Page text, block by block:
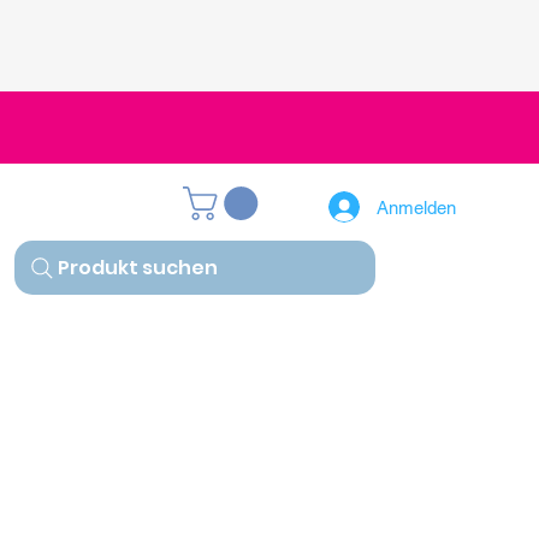
Produkt suchen
Anmelden